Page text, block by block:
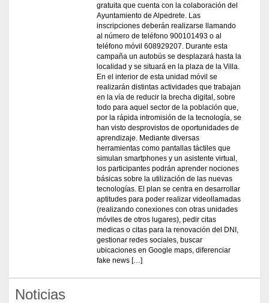
gratuita que cuenta con la colaboración del
Ayuntamiento de Alpedrete. Las
inscripciones deberán realizarse llamando
al número de teléfono 900101493 o al
teléfono móvil 608929207. Durante esta
campaña un autobús se desplazará hasta la
localidad y se situará en la plaza de la Villa.
En el interior de esta unidad móvil se
realizarán distintas actividades que trabajan
en la vía de reducir la brecha digital, sobre
todo para aquel sector de la población que,
por la rápida intromisión de la tecnología, se
han visto desprovistos de oportunidades de
aprendizaje. Mediante diversas
herramientas como pantallas táctiles que
simulan smartphones y un asistente virtual,
los participantes podrán aprender nociones
básicas sobre la utilización de las nuevas
tecnologías. El plan se centra en desarrollar
aptitudes para poder realizar videollamadas
(realizando conexiones con otras unidades
móviles de otros lugares), pedir citas
medicas o citas para la renovación del DNI,
gestionar redes sociales, buscar
ubicaciones en Google maps, diferenciar
fake news […]
Noticias